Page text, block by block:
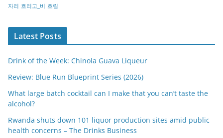
자리 흐리고_비 흐림
Latest Posts
Drink of the Week: Chinola Guava Liqueur
Review: Blue Run Blueprint Series (2026)
What large batch cocktail can I make that you can’t taste the
alcohol?
Rwanda shuts down 101 liquor production sites amid public
health concerns – The Drinks Business